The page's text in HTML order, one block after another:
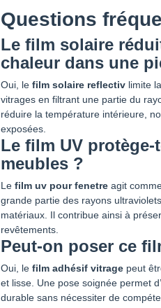
Questions
Le film solaire
chaleur dans une
Oui, le film solaire reflectiv limite
vitrages en filtrant une partie du
réduire la température intérieure,
exposées.
Le film UV
meubles ?
Le film uv pour fenetre agit
grande partie des rayons
matériaux. Il contribue ainsi à
revêtements.
Peut-on poser ce
Oui, le film adhésif vitrage peut
et lisse. Une pose soignée permet
durable sans nécessiter de